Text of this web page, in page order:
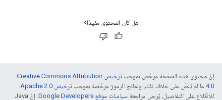
هل كان المحتوى مفيدًا؟
إنّ محتوى هذه الصفحة مرخّص بموجب
ترخيص Creative Commons Attribution
4.0‏ ما لم يُنصّ على خلاف ذلك، ونماذج الرموز مرخّصة بموجبترخيص Apache 2.0‏
.
للاطّلاع على التفاصيل، يُرجى مراجعة سياسات موقع Google Developers‏
. إنّ Java